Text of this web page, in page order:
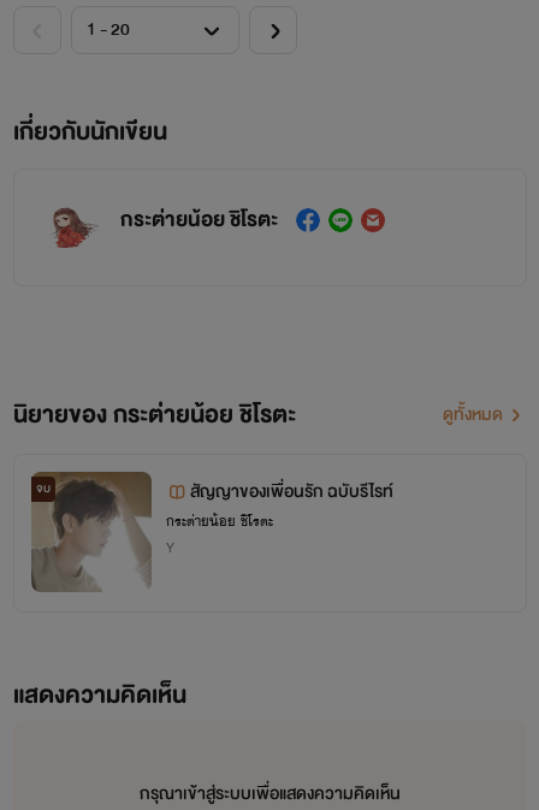
เกี่ยวกับนักเขียน
กระต่ายน้อย ชิโรตะ
นิยายของ กระต่ายน้อย ชิโรตะ ดูทั้งหมด
จบ สัญญาของเพื่อนรัก ฉบับรีไรท์
กระต่ายน้อย ชิโรตะ
Y
แสดงความคิดเห็น
กรุณาเข้าสู่ระบบเพื่อแสดงความคิดเห็น